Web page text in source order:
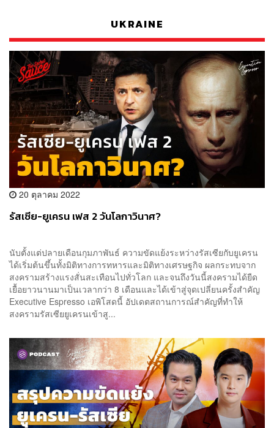
UKRAINE
20 ตุลาคม 2022
รัสเซีย-ยูเครน เฟส 2 วันโลกาวินาศ?
นับตั้งแต่ปลายเดือนกุมภาพันธ์ ความขัดแย้งระหว่างรัสเซียกับยูเครน
ได้เริ่มต้นขึ้นทั้งมิติทางการทหารและมิติทางเศรษฐกิจ ผลกระทบจาก
สงครามสร้างแรงสั่นสะเทือนไปทั่วโลก และจนถึงวันนี้สงครามได้ยืด
เยื้อยาวนานมาเป็นเวลากว่า 8 เดือนและได้เข้าสู่จุดเปลี่ยนครั้งสำคัญ
Executive Espresso เอพิโสดนี้ อัปเดตสถานการณ์สำคัญที่ทำให้
สงครามรัสเซียยูเครนเข้าสู...